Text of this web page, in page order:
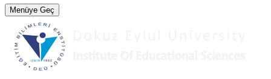
Menüye Geç